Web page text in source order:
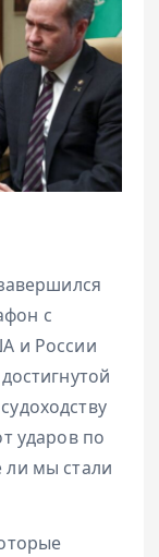
с
и России
ударов по
ли мы стали